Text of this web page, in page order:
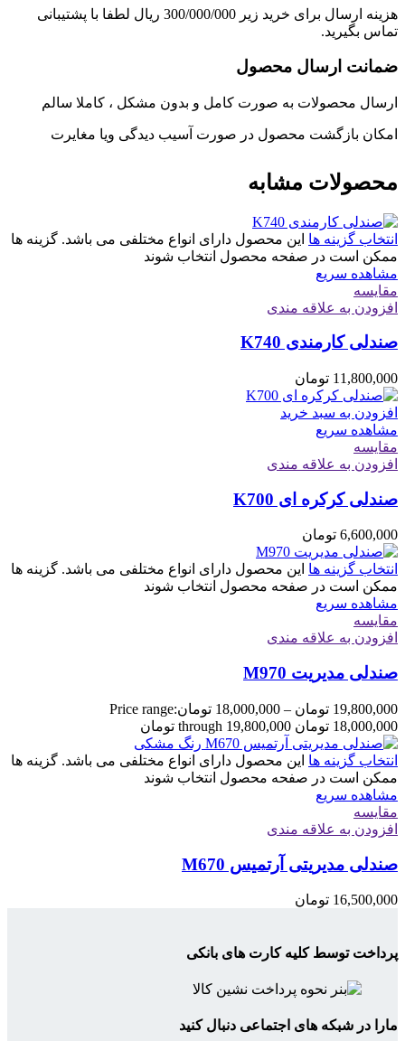
هزینه ارسال برای خرید زیر 300/000/000 ریال لطفا با پشتیبانی
تماس بگیرید.
ضمانت ارسال محصول
ارسال محصولات به صورت کامل و بدون مشکل ، کاملا سالم
امکان بازگشت محصول در صورت آسیب دیدگی ویا مغایرت
محصولات مشابه
انتخاب گزینه ها این محصول دارای انواع مختلفی می باشد. گزینه ها
ممکن است در صفحه محصول انتخاب شوند
مشاهده سریع
مقایسه
افزودن به علاقه مندی
صندلی کارمندی K740
11,800,000 تومان
افزودن به سبد خرید
مشاهده سریع
مقایسه
افزودن به علاقه مندی
صندلی کرکره ای K700
6,600,000 تومان
انتخاب گزینه ها این محصول دارای انواع مختلفی می باشد. گزینه ها
ممکن است در صفحه محصول انتخاب شوند
مشاهده سریع
مقایسه
افزودن به علاقه مندی
صندلی مدیریت M970
19,800,000 تومان –
18,000,000 تومانPrice range:
18,000,000 تومان through 19,800,000 تومان
انتخاب گزینه ها این محصول دارای انواع مختلفی می باشد. گزینه ها
ممکن است در صفحه محصول انتخاب شوند
مشاهده سریع
مقایسه
افزودن به علاقه مندی
صندلی مدیریتی آرتمیس M670
16,500,000 تومان
پرداخت توسط کلیه کارت های بانکی
مارا در شبکه های اجتماعی دنبال کنید